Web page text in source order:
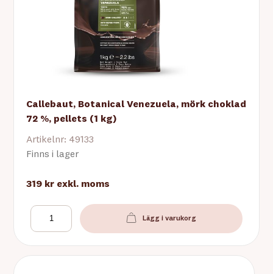
Callebaut, Botanical Venezuela, mörk choklad
72 %, pellets (1 kg)
Artikelnr: 49133
Finns i lager
319 kr exkl. moms
Lägg i varukorg